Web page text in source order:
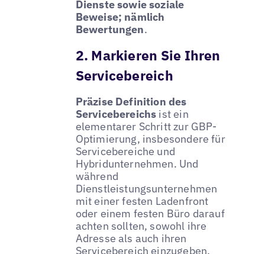
Dienste sowie soziale
Beweise; nämlich
Bewertungen.
2. Markieren Sie Ihren
Servicebereich
Präzise Definition des
Servicebereichs ist ein
elementarer Schritt zur GBP-
Optimierung, insbesondere für
Servicebereiche und
Hybridunternehmen. Und
während
Dienstleistungsunternehmen
mit einer festen Ladenfront
oder einem festen Büro darauf
achten sollten, sowohl ihre
Adresse als auch ihren
Servicebereich einzugeben,